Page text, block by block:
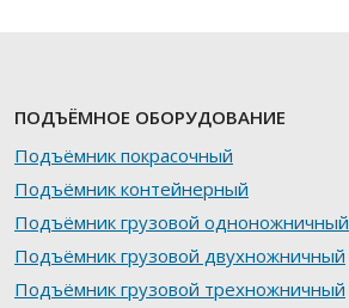
ПОДЪЁМНОЕ ОБОРУДОВАНИЕ
Подъёмник покрасочный
Подъёмник контейнерный
Подъёмник грузовой одноножничный
Подъёмник грузовой двухножничный
Подъёмник грузовой трехножничный